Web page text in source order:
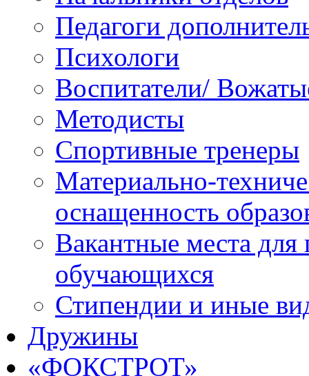
Педагоги
Психологи
Воспитатели/
Методисты
Спортивные тренеры
Материально-
оснащенность
Вакантные места для
обучающихся
Стипендии и иные
Дружины
«ФОКСТРОТ»